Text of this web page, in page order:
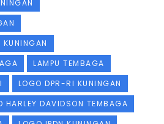
LAMPU TEMBAGA
LOGO DPR-RI KUNINGAN
HARLEY DAVIDSON TEMBAGA